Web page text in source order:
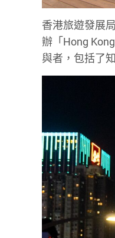
香港旅遊發展
辦「Hong
與者，包括了